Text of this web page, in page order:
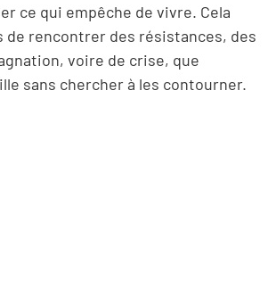
ce qui empêche de vivre. Cela
de rencontrer des résistances, des
voire de crise, que
sans chercher à les contourner.